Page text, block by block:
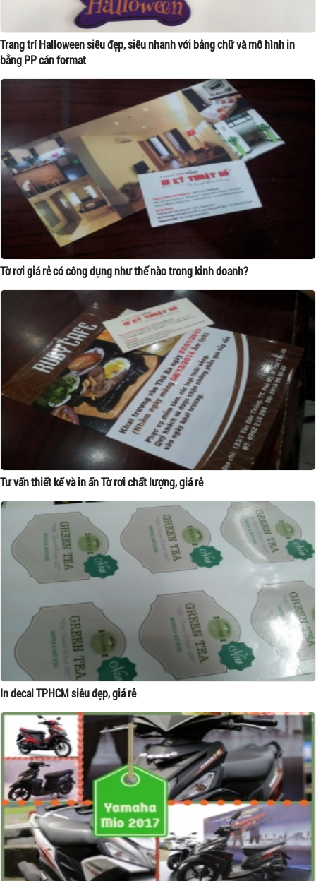
Trang trí Halloween siêu đẹp, siêu nhanh với bảng chữ và mô hình in
bằng PP cán format
Tờ rơi giá rẻ có công dụng như thế nào trong kinh doanh?
Tư vấn thiết kế và in ấn Tờ rơi chất lượng, giá rẻ
In decal TPHCM siêu đẹp, giá rẻ